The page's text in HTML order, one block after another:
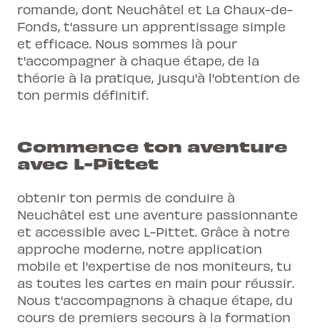
romande, dont Neuchâtel et La Chaux-de-
Fonds, t'assure un apprentissage simple
et efficace. Nous sommes là pour
t'accompagner à chaque étape, de la
théorie à la pratique, jusqu'à l'obtention de
ton permis définitif.
Commence ton aventure
avec L-Pittet
obtenir ton permis de conduire à
Neuchâtel est une aventure passionnante
et accessible avec L-Pittet. Grâce à notre
approche moderne, notre application
mobile et l'expertise de nos moniteurs, tu
as toutes les cartes en main pour réussir.
Nous t'accompagnons à chaque étape, du
cours de premiers secours à la formation